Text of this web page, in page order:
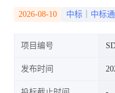
2026-08-10 中标｜中标
项目编号
发布时间